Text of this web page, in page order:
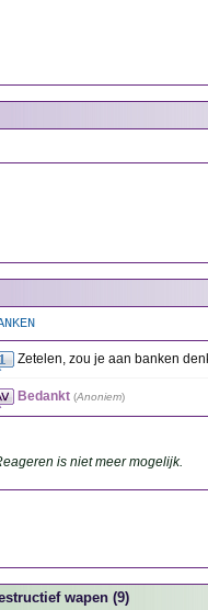
Zetelen, zou je aan banken
Bedankt (Anoniem)
is niet meer mogelijk.
wapen (9)